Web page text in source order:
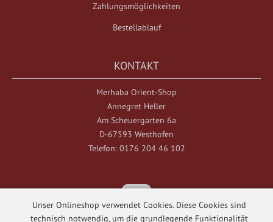
Zahlungsmöglichkeiten
Bestellablauf
KONTAKT
Merhaba Orient-Shop
Annegret Heller
Am Scheuergarten 6a
D-67593 Westhofen
Telefon: 0176 204 46 102
Unser Onlineshop verwendet Cookies. Diese Cookies sind
technisch notwendig, um die grundlegende Funktionalität